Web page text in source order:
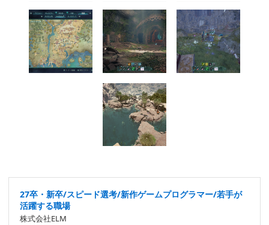
27卒・新卒/スピード選考/新作ゲームプログラマー/若手が
活躍する職場
株式会社ELM